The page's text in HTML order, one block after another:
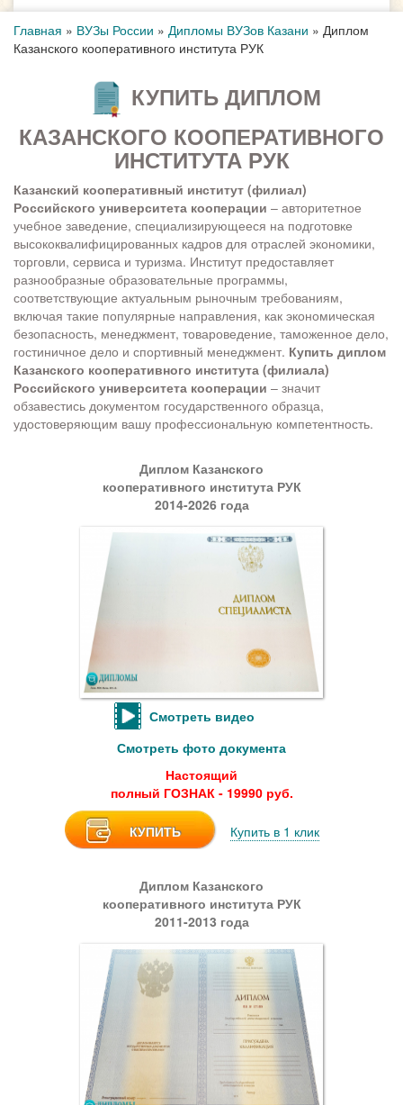
Главная » ВУЗы России » Дипломы ВУЗов Казани » Диплом
Казанского кооперативного института РУК
КУПИТЬ ДИПЛОМ
КАЗАНСКОГО КООПЕРАТИВНОГО
ИНСТИТУТА РУК
Казанский кооперативный институт (филиал)
Российского университета кооперации – авторитетное
учебное заведение, специализирующееся на подготовке
высококвалифицированных кадров для отраслей экономики,
торговли, сервиса и туризма. Институт предоставляет
разнообразные образовательные программы,
соответствующие актуальным рыночным требованиям,
включая такие популярные направления, как экономическая
безопасность, менеджмент, товароведение, таможенное дело,
гостиничное дело и спортивный менеджмент. Купить диплом
Казанского кооперативного института (филиала)
Российского университета кооперации – значит
обзавестись документом государственного образца,
удостоверяющим вашу профессиональную компетентность.
Диплом Казанского
кооперативного института РУК
2014-2026 года
Смотреть видео
Смотреть фото документа
Настоящий
полный ГОЗНАК - 19990 руб.
КУПИТЬ Купить в 1 клик
Диплом Казанского
кооперативного института РУК
2011-2013 года